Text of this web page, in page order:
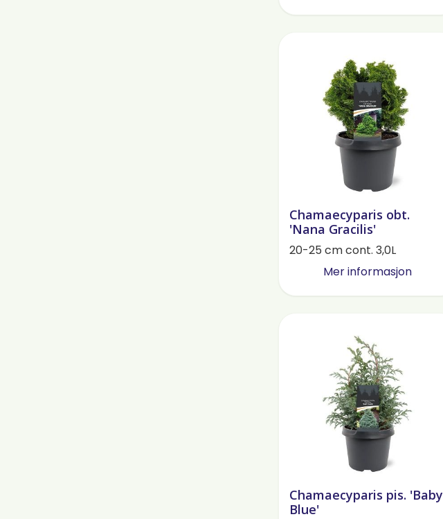
Chamaecyparis obt.
'Nana Gracilis'
20-25 cm cont. 3,0L
Mer informasjon
Chamaecyparis pis. 'Baby
Blue'